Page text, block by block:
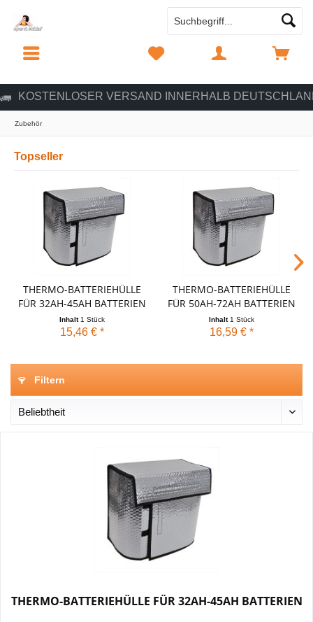
KOSTENLOSER VERSAND INNERHALB
Zubehör
Topseller
THERMO-BATTERIEHÜLLE
FÜR 32AH-45AH BATTERIEN
Inhalt 1 Stück
15,46 € *
THERMO-BATTERIEHÜLLE
FÜR 50AH-72AH BATTERIEN
Inhalt 1 Stück
16,59 € *
Filtern
THERMO-BATTERIEHÜLLE FÜR 32AH-45AH BATTERIEN